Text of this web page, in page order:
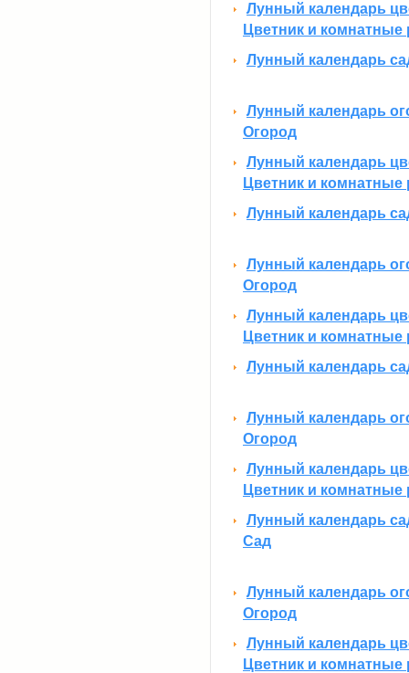
Лунный календарь
Цветник и комнатные
Лунный календарь
Лунный календарь
Огород
Лунный календарь
Цветник и комнатные
Лунный календарь
Лунный календарь
Огород
Лунный календарь
Цветник и комнатные
Лунный календарь
Лунный календарь
Огород
Лунный календарь
Цветник и комнатные
Лунный календарь
Сад
Лунный календарь
Огород
Лунный календарь
Цветник и комнатные